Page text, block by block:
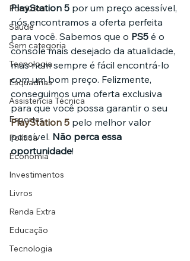
Pordutos
Saúde
Sem categoria
Tecnologia
Esquadrias
Assistencia Técnica
Esportes
Política
Economia
Investimentos
Livros
Renda Extra
Educação
Tecnologia
PlayStation 5 por um preço acessível,
nós encontramos a oferta perfeita
para você. Sabemos que o PS5 é o
console mais desejado da atualidade,
mas nem sempre é fácil encontrá-lo
com um bom preço. Felizmente,
conseguimos uma oferta exclusiva
para que você possa garantir o seu
PlayStation 5 pelo melhor valor
possível. Não perca essa
oportunidade!